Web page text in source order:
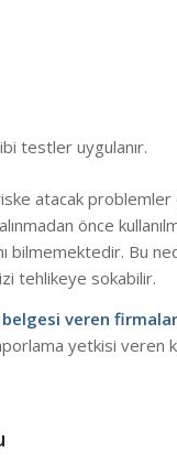
testler uygulanır.
atacak
önce
bilmemektedir. Bu
tehlikeye sokabilir.
veren firmalar
yetkisi veren